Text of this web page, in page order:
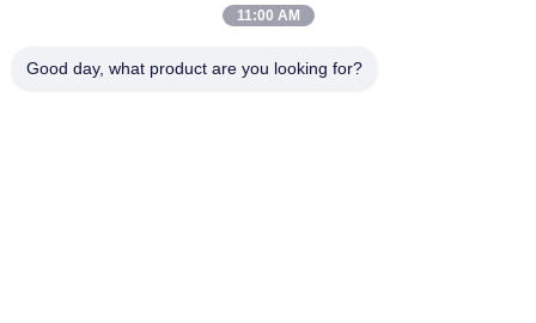
11:00 AM
Good day, what product are you looking for?